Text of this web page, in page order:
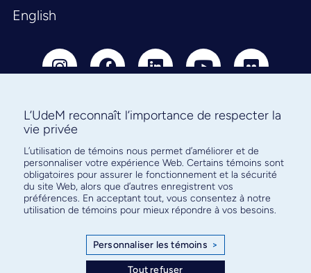
English
Abonnez-vous à notre infolettre
pour connaître l’actualité facultaire
L’UdeM reconnaît l’importance de respecter la
vie privée
L’utilisation de témoins nous permet d’améliorer et de
personnaliser votre expérience Web. Certains témoins sont
obligatoires pour assurer le fonctionnement et la sécurité
du site Web, alors que d’autres enregistrent vos
préférences. En acceptant tout, vous consentez à notre
utilisation de témoins pour mieux répondre à vos besoins.
Personnaliser les témoins >
Tout refuser